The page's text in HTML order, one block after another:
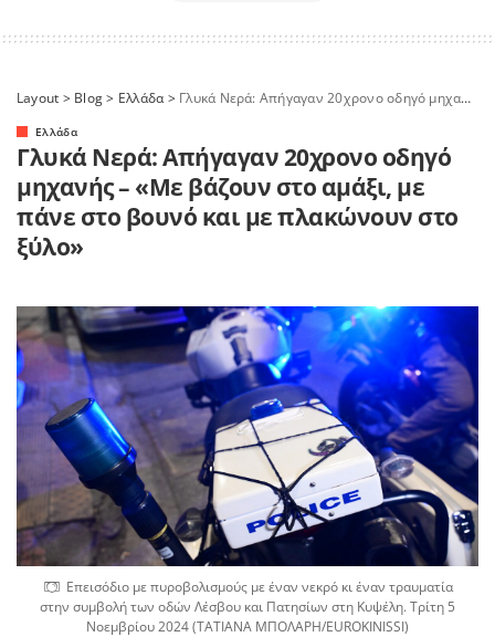
Layout > Blog> Ελλάδα> Γλυκά Νερά: Απήγαγαν 20χρονο οδηγό μηχανής – «Με βάζουν στο αμάξι, με πάνε στο βουνό και με πλακώνουν στο ξύλο»
Ελλάδα
Γλυκά Νερά: Απήγαγαν 20χρονο οδηγό
μηχανής – «Με βάζουν στο αμάξι, με
πάνε στο βουνό και με πλακώνουν στο
ξύλο»
Επεισόδιο με πυροβολισμούς με έναν νεκρό κι έναν τραυματία
στην συμβολή των οδών Λέσβου και Πατησίων στη Κυψέλη. Τρίτη 5
Νοεμβρίου 2024 (ΤΑΤΙΑΝΑ ΜΠΟΛΑΡΗ/EUROKINISSI)